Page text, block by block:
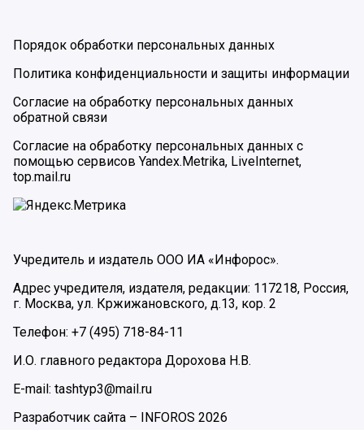
Порядок обработки персональных данных
Политика конфиденциальности и защиты информации
Согласие на обработку персональных данных
обратной связи
Согласие на обработку персональных данных с
помощью сервисов Yandex.Metrika, LiveInternet,
top.mail.ru
Учредитель и издатель ООО ИА «Инфорос».
Адрес учредителя, издателя, редакции: 117218, Россия,
г. Москва, ул. Кржижановского, д.13, кор. 2
Телефон: +7 (495) 718-84-11
И.О. главного редактора Дорохова Н.В.
E-mail: tashtyp3@mail.ru
Разработчик сайта – INFOROS 2026